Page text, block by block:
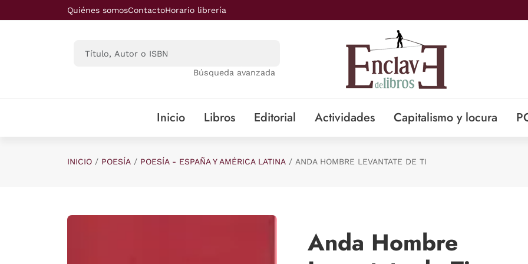
Saltar al contenido principal
Quiénes somosContactoHorario librería
Búsqueda avanzada
Inicio Libros Editorial Actividades Capitalismo y locura
INICIO POESÍA POESÍA - ESPAÑA Y AMÉRICA LATINA ANDA HOMBRE LEVANTATE DE TI
Anda Hombre